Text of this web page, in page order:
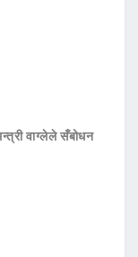
वाग्लेले सँबोधन